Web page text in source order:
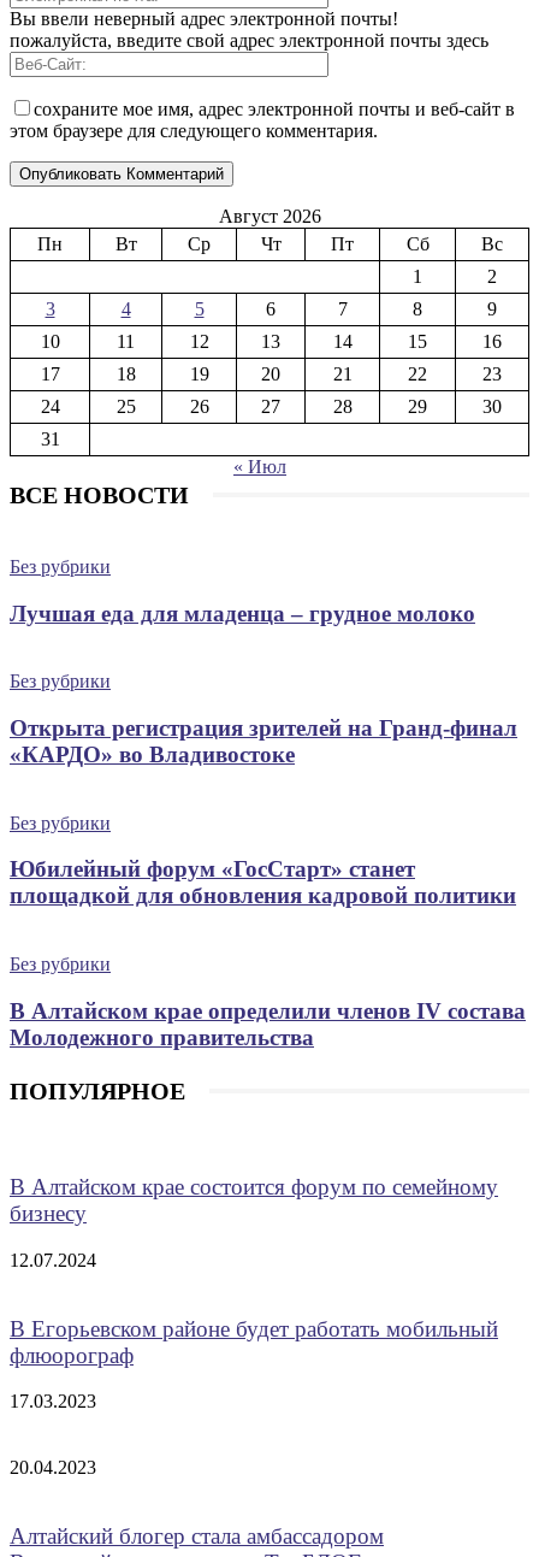
Вы ввели неверный адрес электронной почты!
пожалуйста, введите свой адрес электронной почты здесь
сохраните мое имя, адрес электронной почты и веб-сайт в
этом браузере для следующего комментария.
Август 2026
Пн
Вт Ср Чт Пт Сб
Вс
1
2
3
4 5 6 7 8
9
10
11 12 13 14 15
16
17
18 19 20 21 22
23
24
25 26 27 28 29
30
31
« Июл
ВСЕ НОВОСТИ
Без рубрики
Лучшая еда для младенца – грудное молоко
Без рубрики
Открыта регистрация зрителей на Гранд-финал
«КАРДО» во Владивостоке
Без рубрики
Юбилейный форум «ГосСтарт» станет
площадкой для обновления кадровой политики
Без рубрики
В Алтайском крае определили членов IV состава
Молодежного правительства
ПОПУЛЯРНОЕ
В Алтайском крае состоится форум по семейному
бизнесу
12.07.2024
В Егорьевском районе будет работать мобильный
флюорограф
17.03.2023
20.04.2023
Алтайский блогер стала амбассадором